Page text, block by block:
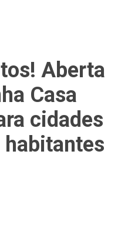
Aberta
Casa
cidades